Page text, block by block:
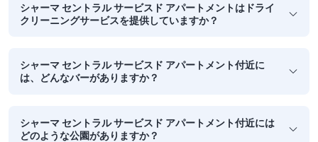
シャーマ セントラル サービスド アパートメントはドライ
クリーニングサービスを提供していますか？
シャーマ セントラル サービスド アパートメント付近に
は、どんなバーがありますか？
シャーマ セントラル サービスド アパートメント付近には
どのような公園がありますか？